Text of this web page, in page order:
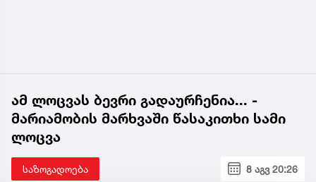
ამ ლოცვას ბევრი გადაურჩენია... -
მარიამობის მარხვაში წასაკითხი სამი
ლოცვა
საზოგადოება 8 აგვ 20:26